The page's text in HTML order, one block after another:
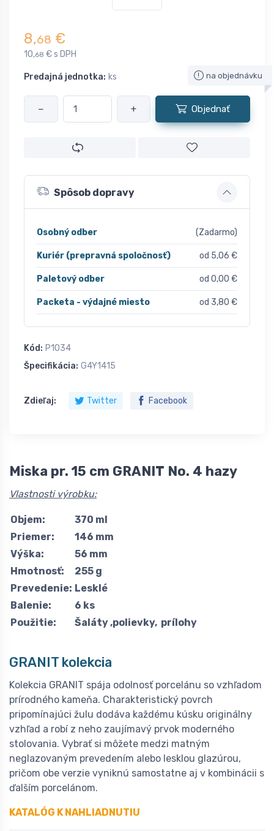
8,68 €
10,68 € s DPH
Predajná jednotka: ks na objednávku
− + Objednať
Spôsob dopravy
Osobný odber (Zadarmo)
Kuriér (prepravná spoločnosť) od 5,06 €
Paletový odber od 0,00 €
Packeta - výdajné miesto od 3,80 €
Kód: P1034
Špecifikácia: G4Y1415
Zdieľaj: Twitter Facebook
Miska pr. 15 cm GRANIT No. 4 hazy
Vlastnosti výrobku:
Objem:
370 ml
Priemer:
146 mm
Výška:
56 mm
Hmotnosť:
255 g
Prevedenie: Lesklé
Balenie:
6 ks
Použitie:
Šaláty ,polievky, prílohy
GRANIT kolekcia
Kolekcia GRANIT spája odolnosť porcelánu so vzhľadom
prírodného kameňa. Charakteristický povrch
pripomínajúci žulu dodáva každému kúsku originálny
vzhľad a robí z neho zaujímavý prvok moderného
stolovania. Vybrať si môžete medzi matným
neglazovaným prevedením alebo lesklou glazúrou,
pričom obe verzie vyniknú samostatne aj v kombinácii s
ďalším porcelánom.
KATALÓG K NAHLIADNUTIU